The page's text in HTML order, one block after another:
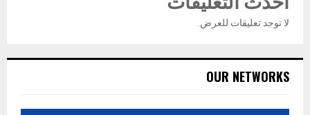
لا توجد تعليقات للعرض.
OUR NETWORKS